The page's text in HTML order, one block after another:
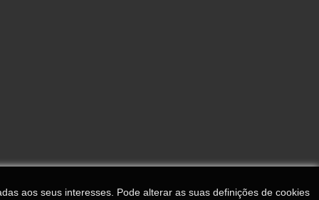
aos seus interesses. Pode alterar as suas definições de cookies